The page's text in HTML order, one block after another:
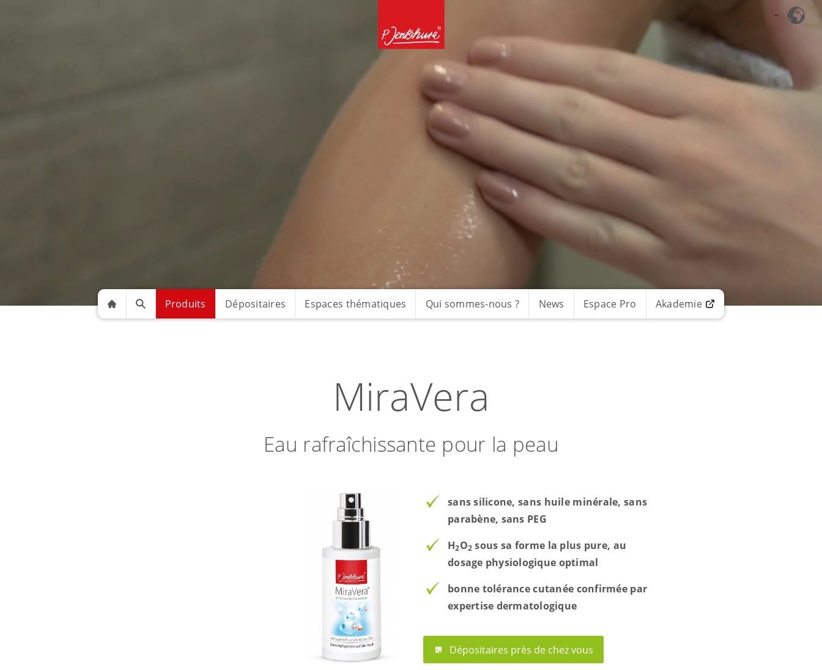
Produits Dépositaires Espaces thématiques Qui sommes-nous ? News Espace Pro Akademie
MiraVera
Eau rafraîchissante pour la peau
sans silicone, sans huile minérale, sans
parabène, sans PEG
H2O2 sous sa forme la plus pure, au
dosage physiologique optimal
bonne tolérance cutanée confirmée par
expertise dermatologique
Dépositaires près de chez vous